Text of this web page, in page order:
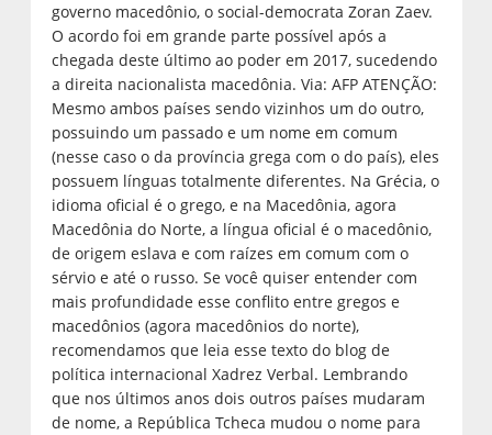
governo macedônio, o social-democrata Zoran Zaev.
O acordo foi em grande parte possível após a
chegada deste último ao poder em 2017, sucedendo
a direita nacionalista macedônia. Via: AFP ATENÇÃO:
Mesmo ambos países sendo vizinhos um do outro,
possuindo um passado e um nome em comum
(nesse caso o da província grega com o do país), eles
possuem línguas totalmente diferentes. Na Grécia, o
idioma oficial é o grego, e na Macedônia, agora
Macedônia do Norte, a língua oficial é o macedônio,
de origem eslava e com raízes em comum com o
sérvio e até o russo. Se você quiser entender com
mais profundidade esse conflito entre gregos e
macedônios (agora macedônios do norte),
recomendamos que leia esse texto do blog de
política internacional Xadrez Verbal. Lembrando
que nos últimos anos dois outros países mudaram
de nome, a República Tcheca mudou o nome para